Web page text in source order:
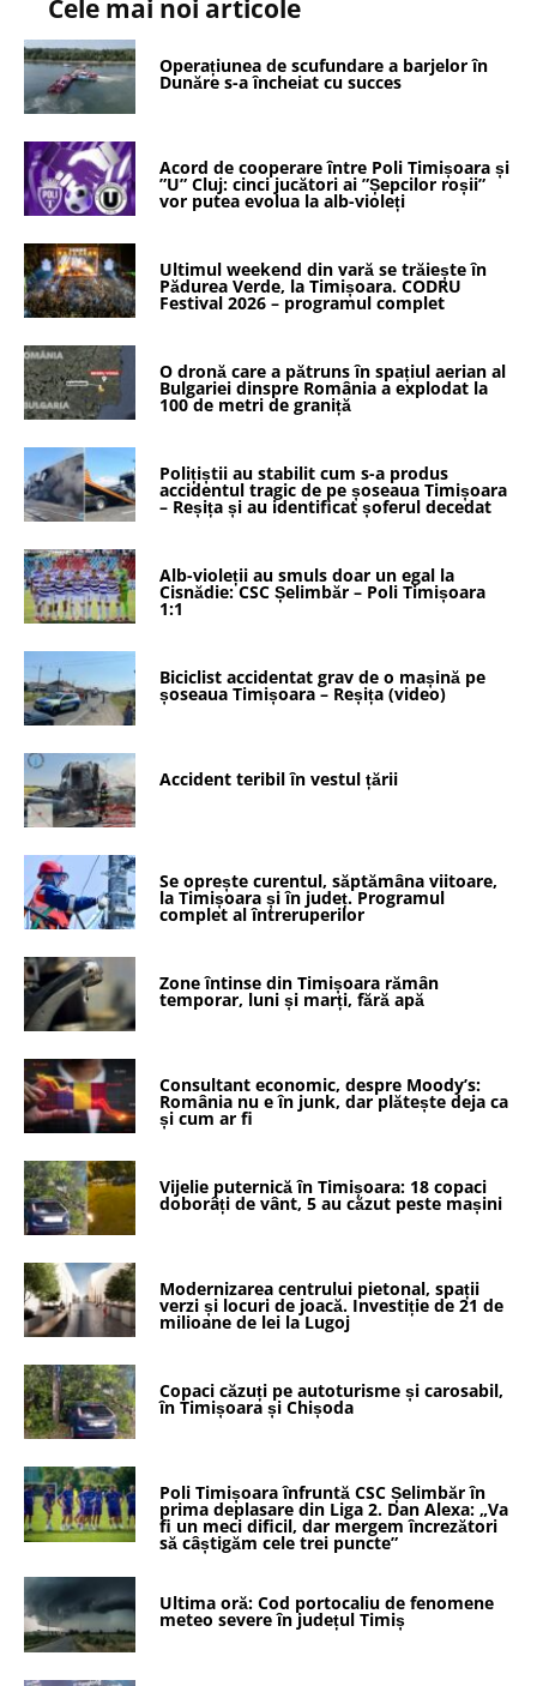
Cele mai noi articole
Operațiunea de scufundare a barjelor în
Dunăre s-a încheiat cu succes
Acord de cooperare între Poli Timișoara și
”U” Cluj: cinci jucători ai ”Șepcilor roșii”
vor putea evolua la alb-violeți
Ultimul weekend din vară se trăiește în
Pădurea Verde, la Timișoara. CODRU
Festival 2026 – programul complet
O dronă care a pătruns în spațiul aerian al
Bulgariei dinspre România a explodat la
100 de metri de graniță
Polițiștii au stabilit cum s-a produs
accidentul tragic de pe șoseaua Timișoara
– Reșița și au identificat șoferul decedat
Alb-violeții au smuls doar un egal la
Cisnădie: CSC Șelimbăr – Poli Timișoara
1:1
Biciclist accidentat grav de o mașină pe
șoseaua Timișoara – Reșița (video)
Accident teribil în vestul țării
Se oprește curentul, săptămâna viitoare,
la Timișoara și în județ. Programul
complet al întreruperilor
Zone întinse din Timișoara rămân
temporar, luni și marți, fără apă
Consultant economic, despre Moody’s:
România nu e în junk, dar plătește deja ca
și cum ar fi
Vijelie puternică în Timișoara: 18 copaci
doborâți de vânt, 5 au căzut peste mașini
Modernizarea centrului pietonal, spații
verzi și locuri de joacă. Investiție de 21 de
milioane de lei la Lugoj
Copaci căzuți pe autoturisme și carosabil,
în Timișoara și Chișoda
Poli Timișoara înfruntă CSC Șelimbăr în
prima deplasare din Liga 2. Dan Alexa: „Va
fi un meci dificil, dar mergem încrezători
să câștigăm cele trei puncte”
Ultima oră: Cod portocaliu de fenomene
meteo severe în județul Timiș